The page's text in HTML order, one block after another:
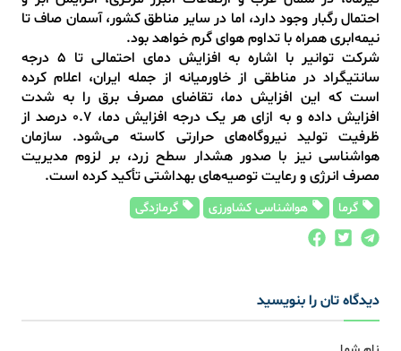
احتمال رگبار وجود دارد، اما در سایر مناطق کشور، آسمان صاف تا
نیمه‌ابری همراه با تداوم هوای گرم خواهد بود.
شرکت توانیر با اشاره به افزایش دمای احتمالی تا ۵ درجه
سانتیگراد در مناطقی از خاورمیانه از جمله ایران، اعلام کرده
است که این افزایش دما، تقاضای مصرف برق را به شدت
افزایش داده و به ازای هر یک درجه افزایش دما، ۰.۷ درصد از
ظرفیت تولید نیروگاه‌های حرارتی کاسته می‌شود. سازمان
هواشناسی نیز با صدور هشدار سطح زرد، بر لزوم مدیریت
مصرف انرژی و رعایت توصیه‌های بهداشتی تأکید کرده است.
گرما هواشناسی کشاورزی گرمازدگی
دیدگاه تان را بنویسید